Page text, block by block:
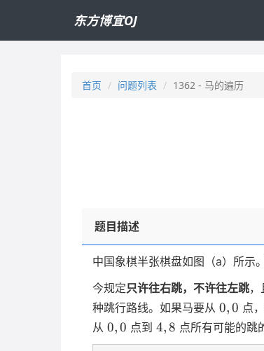
东方博宜OJ
首页 问题列表 1362 - 马的遍历
题目描述
中国象棋半张棋盘如图（a）所示
今规定只许往右跳，不许往左跳，
种跳行路线。如果马要从 0,0
0,0 点
从 0,0
0,0 点到4,8
4, 8 点所有可能的跳